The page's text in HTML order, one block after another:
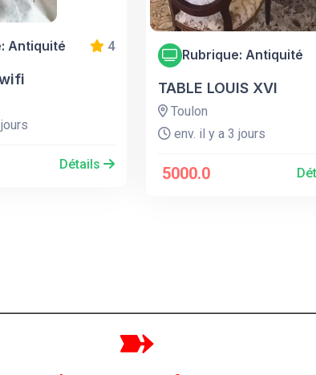
Antiquité 4
Détails
Rubrique: Antiquité
TABLE LOUIS XVI
Toulon
env. il y a 3 jours
5000.0